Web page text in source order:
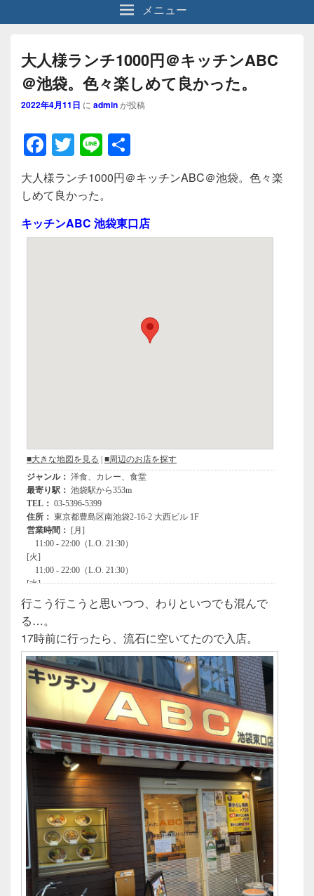
メニュー
大人様ランチ1000円＠キッチンABC
＠池袋。色々楽しめて良かった。
2022年4月11日 に adminが投稿
F
a
c
e
b
T
wi
tt
er
Li
n
e
有
大人様ランチ1000円＠キッチンABC＠池袋。色々楽
しめて良かった。
キッチンABC 池袋東口店
行こう行こうと思いつつ、わりといつでも混んで
る…。
17時前に行ったら、流石に空いてたので入店。